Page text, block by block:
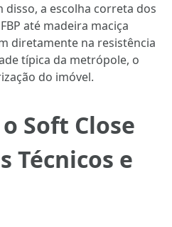
disso, a escolha correta dos
até madeira maciça
diretamente na resistência
típica da metrópole, o
do imóvel.
Soft Close
Técnicos e